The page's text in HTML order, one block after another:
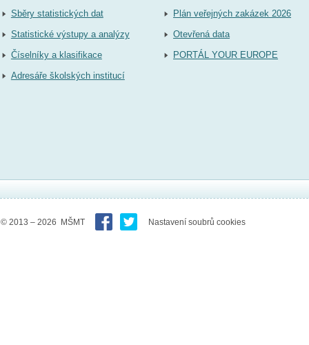
Sběry statistických dat
Statistické výstupy a analýzy
Číselníky a klasifikace
Adresáře školských institucí
Plán veřejných zakázek 2026
Otevřená data
PORTÁL YOUR EUROPE
© 2013 – 2026 MŠMT Nastavení soubrů cookies